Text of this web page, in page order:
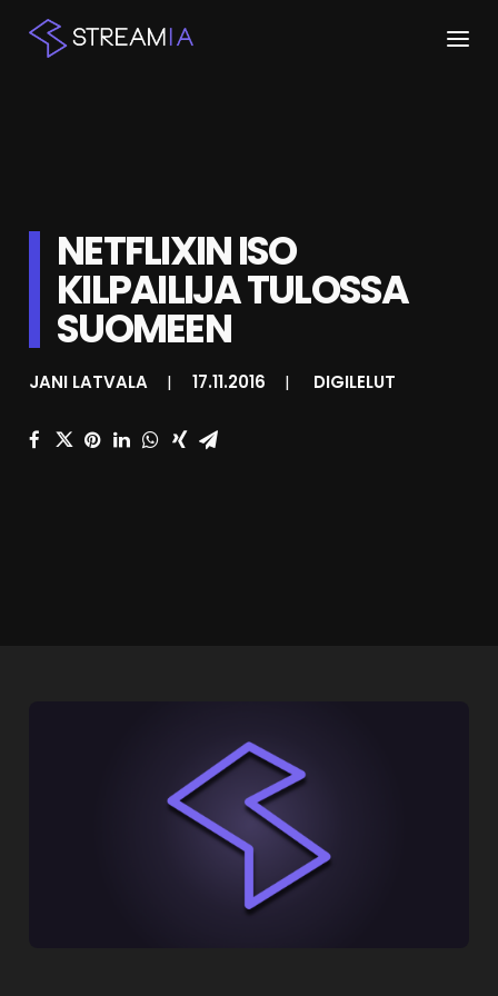
KESKUSTELU
SHOP
NETFLIXIN ISO
KILPAILIJA TULOSSA
SUOMEEN
JANI LATVALA | 17.11.2016 | DIGILELUT